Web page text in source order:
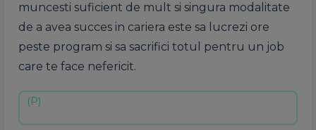
muncesti suficient de mult si singura modalitate
de a avea succes in cariera este sa lucrezi ore
peste program si sa sacrifici totul pentru un job
care te face nefericit.